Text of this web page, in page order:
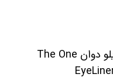
خط چشم ماژیکی ضدآب استایلو دوان The One